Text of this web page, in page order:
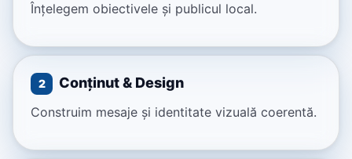
Înțelegem obiectivele și publicul local.
2 Conținut & Design
Construim mesaje și identitate vizuală coerentă.